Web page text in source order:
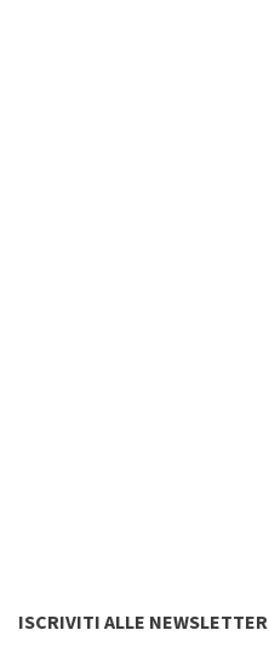
ISCRIVITI ALLE NEWSLETTER